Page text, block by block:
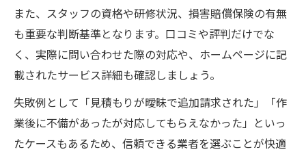
また、スタッフの資格や研修状況、損害賠償保険の有無
も重要な判断基準となります。口コミや評判だけでな
く、実際に問い合わせた際の対応や、ホームページに記
載されたサービス詳細も確認しましょう。
失敗例として「見積もりが曖昧で追加請求された」「作
業後に不備があったが対応してもらえなかった」といっ
たケースもあるため、信頼できる業者を選ぶことが快適